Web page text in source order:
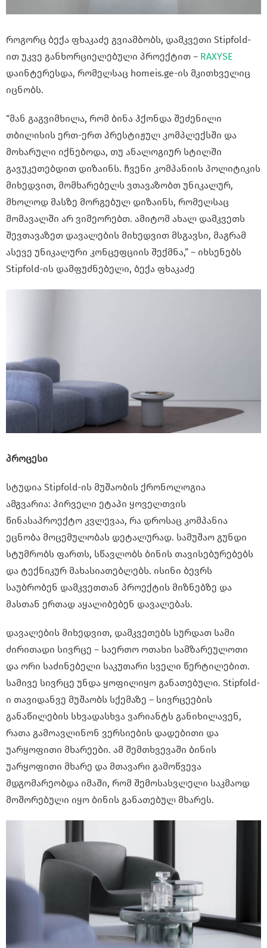
როგორც ბექა ფხაკაძე გვიამბობს, დამკვეთი Stipfold-
ით უკვე განხორციელებული პროექტით – RAXYSE
დაინტერესდა, რომელსაც homeis.ge-ის მკითხველიც
იცნობს.
“მან გაგვიმხილა, რომ ბინა ჰქონდა შეძენილი
თბილისის ერთ-ერთ პრესტიჟულ კომპლექსში და
მოხარული იქნებოდა, თუ ანალოგიურ სტილში
გავუკეთებდით დიზაინს. ჩვენი კომპანიის პოლიტიკის
მიხედვით, მომხარებელს ვთავაზობთ უნიკალურ,
მხოლოდ მასზე მორგებულ დიზაინს, რომელსაც
მომავალში არ ვიმეორებთ. ამიტომ ახალ დამკვეთს
შევთავაზეთ დავალების მიხედვით მსგავსი, მაგრამ
ასევე უნიკალური კონცეფციის შექმნა,” – იხსენებს
Stipfold-ის დამფუძნებელი, ბექა ფხაკაძე
პროცესი
სტუდია Stipfold-ის მუშაობის ქრონოლოგია
ამგვარია: პირველი ეტაპი ყოველთვის
წინასაპროექტო კვლევაა, რა დროსაც კომპანია
ეცნობა მოცემულობას დეტალურად. სამუშაო გუნდი
სტუმრობს ფართს, სწავლობს ბინის თავისებურებებს
და ტექნიკურ მახასიათებლებს. ისინი ბევრს
საუბრობენ დამკვეთთან პროექტის მიზნებზე და
მასთან ერთად აყალიბებენ დავალებას.
დავალების მიხედვით, დამკვეთებს სურდათ სამი
ძირითადი სივრცე – საერთო ოთახი სამზარეულოთი
და ორი საძინებელი საკუთარი სველი წერტილებით.
სამივე სივრცე უნდა ყოფილიყო განათებული. Stipfold-
ი თავიდანვე მუშაობს სქემაზე – სივრცეების
განაწილების სხვადასხვა ვარიანტს განიხილავენ,
რათა გამოავლინონ ვერსიების დადებითი და
უარყოფითი მხარეები. ამ შემთხვევაში ბინის
უარყოფითი მხარე და მთავარი გამოწვევა
მდგომარეობდა იმაში, რომ შემოსასვლელი საკმაოდ
მოშორებული იყო ბინის განათებულ მხარეს.